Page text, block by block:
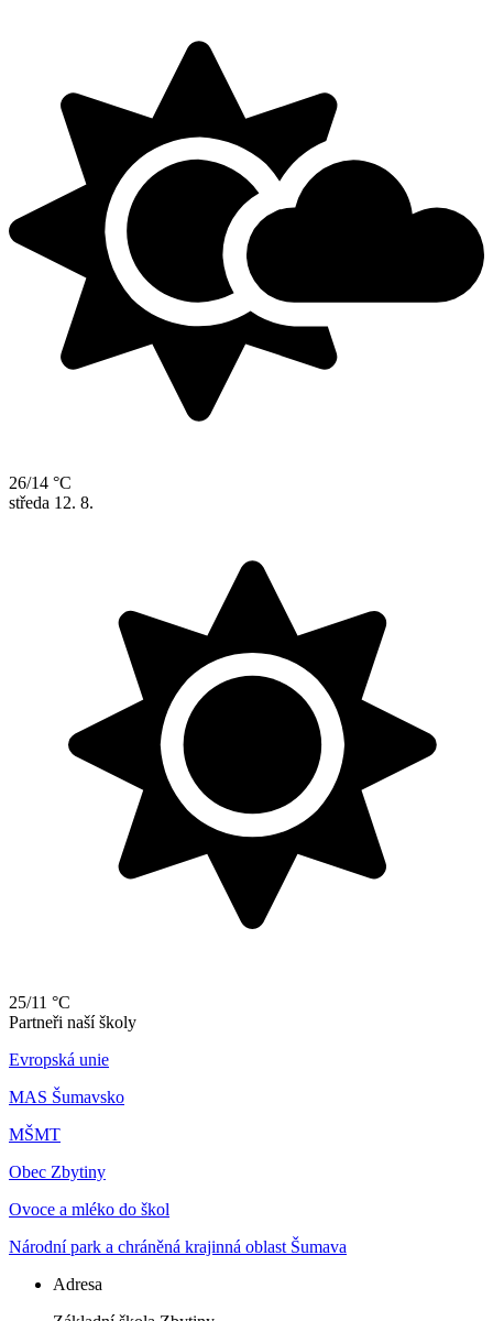
26/14 °C
středa 12. 8.
25/11 °C
Partneři naší školy
Evropská unie
MAS Šumavsko
MŠMT
Obec Zbytiny
Ovoce a mléko do škol
Národní park a chráněná krajinná oblast Šumava
Adresa